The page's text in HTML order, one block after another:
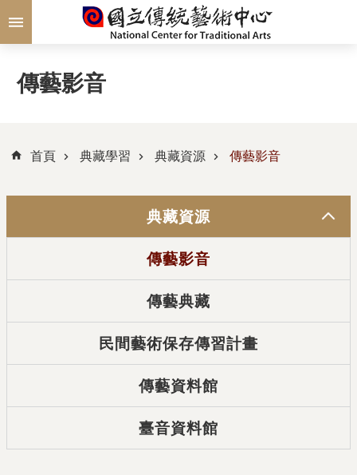
跳到主要內容區塊
傳藝影音
首頁 典藏學習 典藏資源 傳藝影音
典藏資源
傳藝影音
傳藝典藏
民間藝術保存傳習計畫
傳藝資料館
臺音資料館